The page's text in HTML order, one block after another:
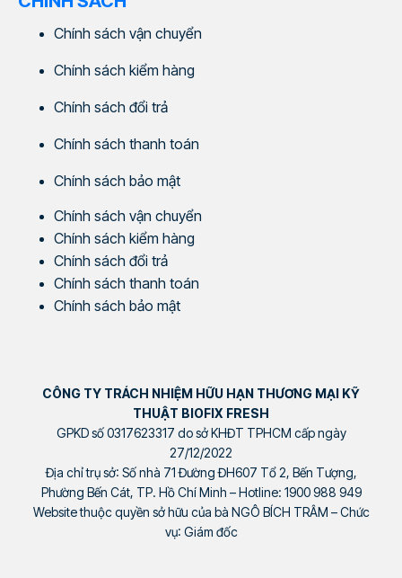
Chính sách vận chuyển
Chính sách kiểm hàng
Chính sách đổi trả
Chính sách thanh toán
Chính sách bảo mật
Chính sách vận chuyển
Chính sách kiểm hàng
Chính sách đổi trả
Chính sách thanh toán
Chính sách bảo mật
CÔNG TY TRÁCH NHIỆM HỮU HẠN THƯƠNG MẠI KỸ
THUẬT BIOFIX FRESH
GPKD số 0317623317 do sở KHĐT TPHCM cấp ngày
27/12/2022
Địa chỉ trụ sở: Số nhà 71 Đường ĐH607 Tổ 2, Bến Tượng,
Phường Bến Cát, TP. Hồ Chí Minh – Hotline: 1900 988 949
Website thuộc quyền sở hữu của bà NGÔ BÍCH TRÂM – Chức
vụ: Giám đốc